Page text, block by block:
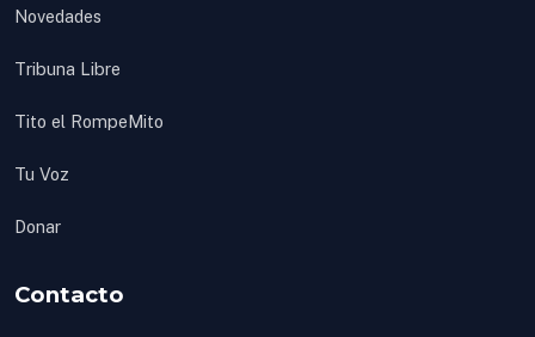
Novedades
Tribuna Libre
Tito el RompeMito
Tu Voz
Donar
Contacto